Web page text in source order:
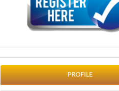
profile
PROFILE